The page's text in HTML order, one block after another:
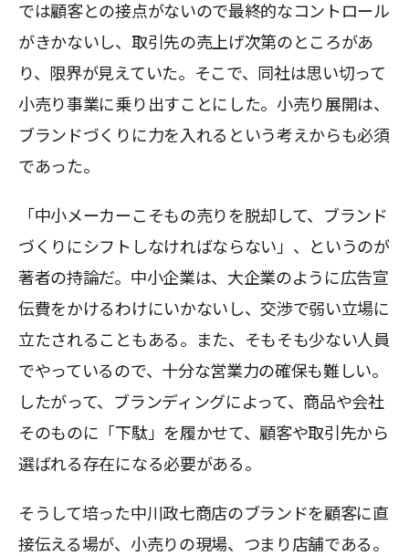
では顧客との接点がないので最終的なコントロール
がきかないし、取引先の売上げ次第のところがあ
り、限界が見えていた。そこで、同社は思い切って
小売り事業に乗り出すことにした。小売り展開は、
ブランドづくりに力を入れるという考えからも必須
であった。
「中小メーカーこそもの売りを脱却して、ブランド
づくりにシフトしなければならない」、というのが
著者の持論だ。中小企業は、大企業のように広告宣
伝費をかけるわけにいかないし、交渉で弱い立場に
立たされることもある。また、そもそも少ない人員
でやっているので、十分な営業力の確保も難しい。
したがって、ブランディングによって、商品や会社
そのものに「下駄」を履かせて、顧客や取引先から
選ばれる存在になる必要がある。
そうして培った中川政七商店のブランドを顧客に直
接伝える場が、小売りの現場、つまり店舗である。